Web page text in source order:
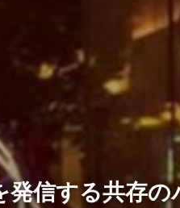
信する共存